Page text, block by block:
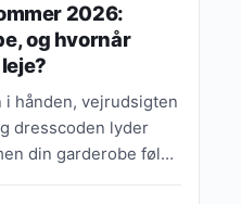
2026:
og hvornår
i hånden, vejrudsigten
dresscoden lyder
din garderobe føles